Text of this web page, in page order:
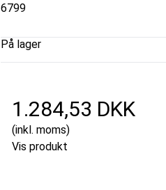
6799
På lager
1.284,53 DKK
(inkl. moms)
Vis produkt